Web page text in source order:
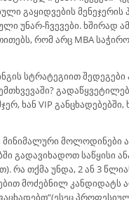
გაყიდვების
უნარ-ჩვევები. ხშირად
რომ არც MBA
სტრატეგიით შედეგები
ხან VIP
მოლოდინები
გადავიხადოთ საწყისი
რა თქმა უნდა, 2 ან 3
მოძებნილ კანდიდატს